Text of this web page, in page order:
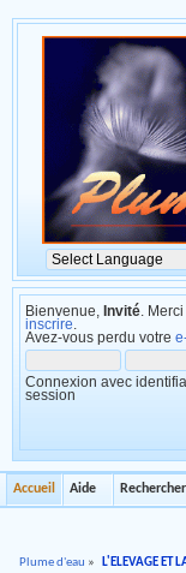
Bienvenue, Invité .
inscrire
Avez-vous perdu votre
Connexion avec
session
Accueil Aide Rechercher
Plume d'eau » L'ELEVAGE ET